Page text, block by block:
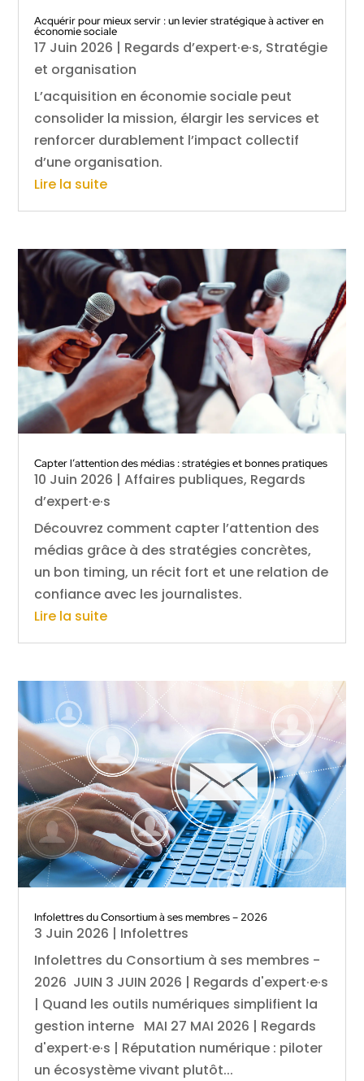
Acquérir pour mieux servir : un levier stratégique à activer en
économie sociale
17 Juin 2026 | Regards d’expert·e·s, Stratégie
et organisation
L’acquisition en économie sociale peut
consolider la mission, élargir les services et
renforcer durablement l’impact collectif
d’une organisation.
Lire la suite
Capter l’attention des médias : stratégies et bonnes pratiques
10 Juin 2026 |Affaires publiques, Regards
d’expert·e·s
Découvrez comment capter l’attention des
médias grâce à des stratégies concrètes,
un bon timing, un récit fort et une relation de
confiance avec les journalistes.
Lire la suite
Infolettres du Consortium à ses membres – 2026
3 Juin 2026 | Infolettres
Infolettres du Consortium à ses membres -
2026 JUIN 3 JUIN 2026 | Regards d'expert·e·s
| Quand les outils numériques simplifient la
gestion interne MAI 27 MAI 2026 | Regards
d'expert·e·s | Réputation numérique : piloter
un écosystème vivant plutôt...